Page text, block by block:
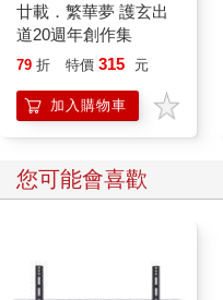
廿載．繁華夢 護玄出
道20週年創作集
79 折 特價 315 元
加入購物車
您可能會喜歡